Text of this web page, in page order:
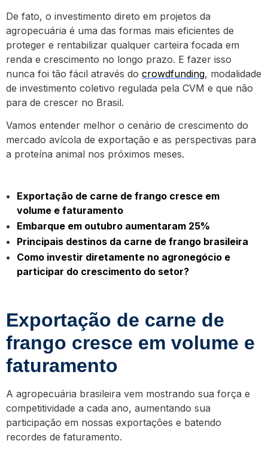
De fato, o investimento direto em projetos da
agropecuária é uma das formas mais eficientes de
proteger e rentabilizar qualquer carteira focada em
renda e crescimento no longo prazo. E fazer isso
nunca foi tão fácil através do crowdfunding, modalidade
de investimento coletivo regulada pela CVM e que não
para de crescer no Brasil.
Vamos entender melhor o cenário de crescimento do
mercado avícola de exportação e as perspectivas para
a proteína animal nos próximos meses.
Exportação de carne de frango cresce em
volume e faturamento
Embarque em outubro aumentaram 25%
Principais destinos da carne de frango brasileira
Como investir diretamente no agronegócio e
participar do crescimento do setor?
Exportação de carne de
frango cresce em volume e
faturamento
A agropecuária brasileira vem mostrando sua força e
competitividade a cada ano, aumentando sua
participação em nossas exportações e batendo
recordes de faturamento.